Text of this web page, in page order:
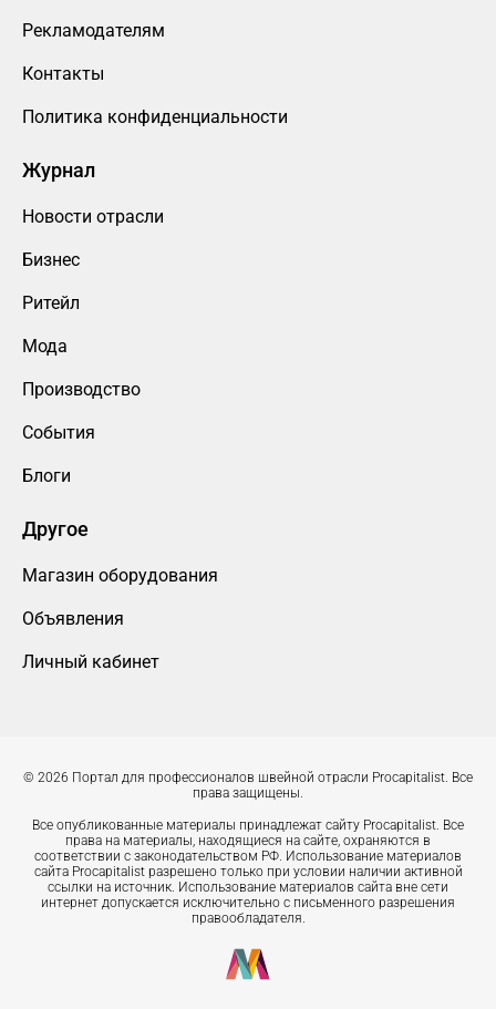
Рекламодателям
Контакты
Политика конфиденциальности
Журнал
Новости отрасли
Бизнес
Ритейл
Мода
Производство
События
Блоги
Другое
Магазин оборудования
Объявления
Личный кабинет
© 2026 Портал для профессионалов швейной отрасли Procapitalist. Все
права защищены.
Все опубликованные материалы принадлежат сайту Procapitalist. Все
права на материалы, находящиеся на сайте, охраняются в
соответствии с законодательством РФ. Использование материалов
сайта Procapitalist разрешено только при условии наличии активной
ссылки на источник. Использование материалов сайта вне сети
интернет допускается исключительно с письменного разрешения
правообладателя.